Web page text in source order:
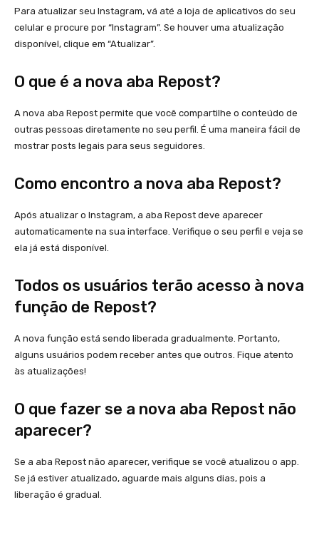
Para atualizar seu Instagram, vá até a loja de aplicativos do seu
celular e procure por “Instagram”. Se houver uma atualização
disponível, clique em “Atualizar”.
O que é a nova aba Repost?
A nova aba Repost permite que você compartilhe o conteúdo de
outras pessoas diretamente no seu perfil. É uma maneira fácil de
mostrar posts legais para seus seguidores.
Como encontro a nova aba Repost?
Após atualizar o Instagram, a aba Repost deve aparecer
automaticamente na sua interface. Verifique o seu perfil e veja se
ela já está disponível.
Todos os usuários terão acesso à nova
função de Repost?
A nova função está sendo liberada gradualmente. Portanto,
alguns usuários podem receber antes que outros. Fique atento
às atualizações!
O que fazer se a nova aba Repost não
aparecer?
Se a aba Repost não aparecer, verifique se você atualizou o app.
Se já estiver atualizado, aguarde mais alguns dias, pois a
liberação é gradual.